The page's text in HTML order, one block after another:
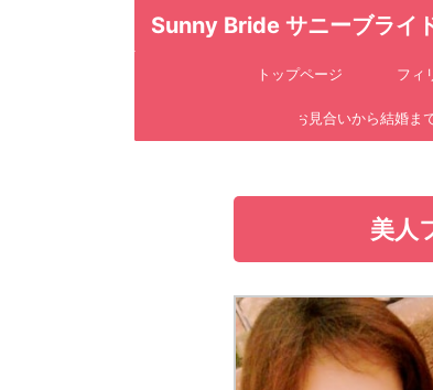
Sunny Bride サニーブライ
トップページ フィ
お見合いから結婚ま
美人